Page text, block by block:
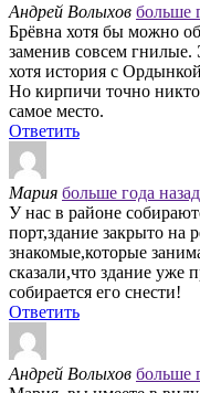
Андрей Волыхов больше
Брёвна хотя бы можно
заменив совсем гнилые.
хотя история с
Но кирпичи точно никто
самое место.
Ответить
Мария больше года назад
У нас в районе
порт,здание закрыто на
знакомые,которые
сказали,что здание уже
собирается его снести!
Ответить
Андрей Волыхов больше